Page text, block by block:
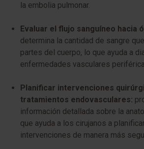
la embolia pulmonar.
Evaluar el flujo sanguíneo hacia
determina la cantidad de sangre
partes del cuerpo, lo que ayuda a
enfermedades vasculares
Planificar intervenciones
tratamientos endovasculares:
información detallada sobre la
que ayuda a los cirujanos a
intervenciones de manera más